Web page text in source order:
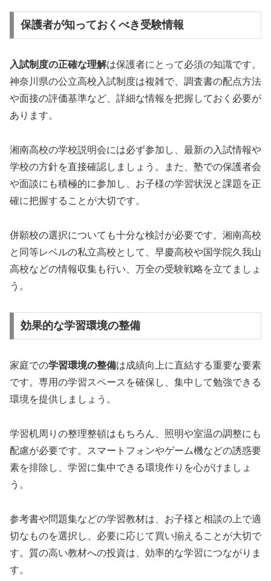
保護者が知っておくべき受験情報
入試制度の正確な理解は保護者にとって必須の知識です。
神奈川県の公立高校入試制度は複雑で、調査書の配点方法
や面接の評価基準など、詳細な情報を把握しておく必要が
あります。
湘南高校の学校説明会には必ず参加し、最新の入試情報や
学校の方針を直接確認しましょう。また、塾での保護者会
や面談にも積極的に参加し、お子様の学習状況と課題を正
確に把握することが大切です。
併願校の選択についても十分な検討が必要です。湘南高校
と同等レベルの私立高校として、早慶高校や国学院久我山
高校などの情報収集も行い、万全の受験戦略を立てましょ
う。
効果的な学習環境の整備
家庭での学習環境の整備は成績向上に直結する重要な要素
です。専用の学習スペースを確保し、集中して勉強できる
環境を提供しましょう。
学習机周りの整理整頓はもちろん、照明や室温の調整にも
配慮が必要です。スマートフォンやゲーム機などの誘惑要
素を排除し、学習に集中できる環境作りを心がけましょ
う。
参考書や問題集などの学習教材は、お子様と相談の上で適
切なものを選択し、必要に応じて買い揃えることが大切で
す。質の高い教材への投資は、効率的な学習につながりま
す。